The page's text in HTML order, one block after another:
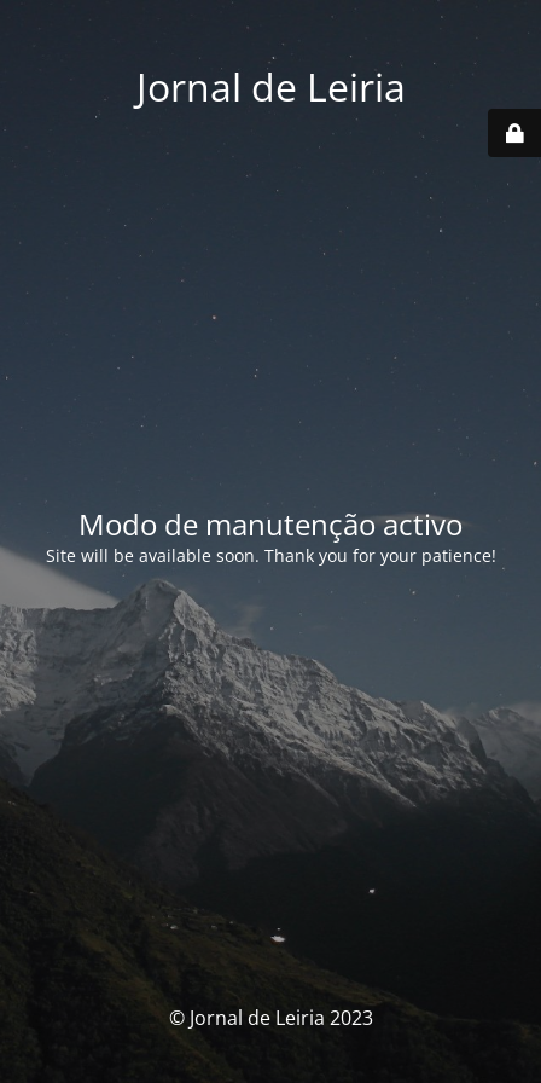
Jornal de Leiria
Modo de manutenção activo
Site will be available soon. Thank you for your patience!
© Jornal de Leiria 2023